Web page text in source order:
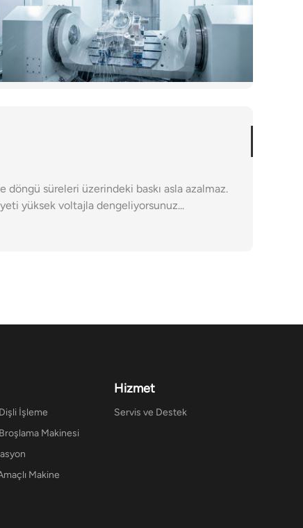
döngü süreleri üzerindeki baskı asla azalmaz.
yüksek voltajla dengeliyorsunuz...
İşleme
Makinesi
Makine
Hizmet
Servis ve Destek